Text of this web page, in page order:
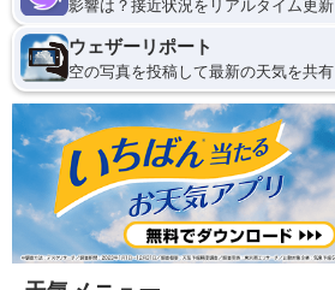
影響は？接近状況をリアルタイム更新
ウェザーリポート
空の写真を投稿して最新の天気を共有